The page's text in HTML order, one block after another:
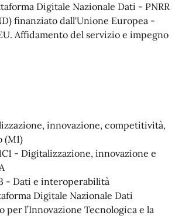
Digitale Nazionale Dati - PNRR
finanziato dall'Unione Europea -
Affidamento del servizio e impegno
innovazione, competitività,
(M1)
- Digitalizzazione, innovazione e
- Dati e interoperabilità
Digitale Nazionale Dati
per l’Innovazione Tecnologica e la